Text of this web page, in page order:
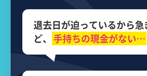
退去日が迫っているから急
ど、 手持ちの現金がない…